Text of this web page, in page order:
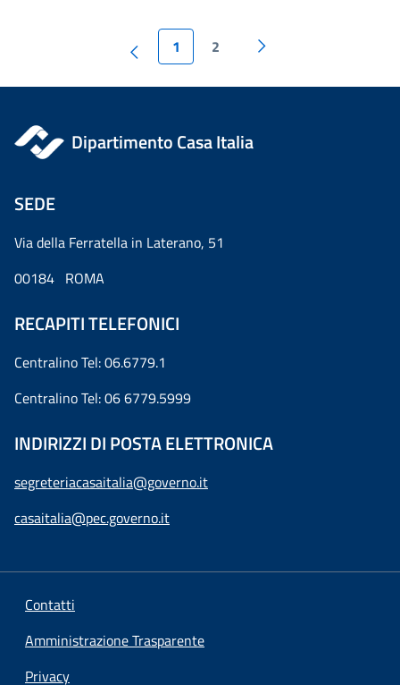
1 2
Dipartimento Casa Italia
SEDE
Via della Ferratella in Laterano, 51
00184 ROMA
RECAPITI TELEFONICI
Centralino Tel: 06.6779.1
Centralino Tel: 06 6779.5999
INDIRIZZI DI POSTA ELETTRONICA
segreteriacasaitalia@governo.it
casaitalia@pec.governo.it
Contatti
Amministrazione Trasparente
Privacy